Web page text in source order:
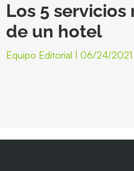
Los 5
de un hotel
Equipo Editorial 06/24/2021